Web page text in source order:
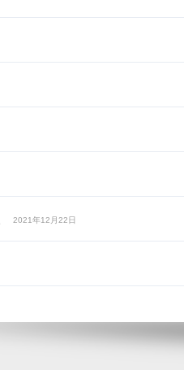
2021年12月22日